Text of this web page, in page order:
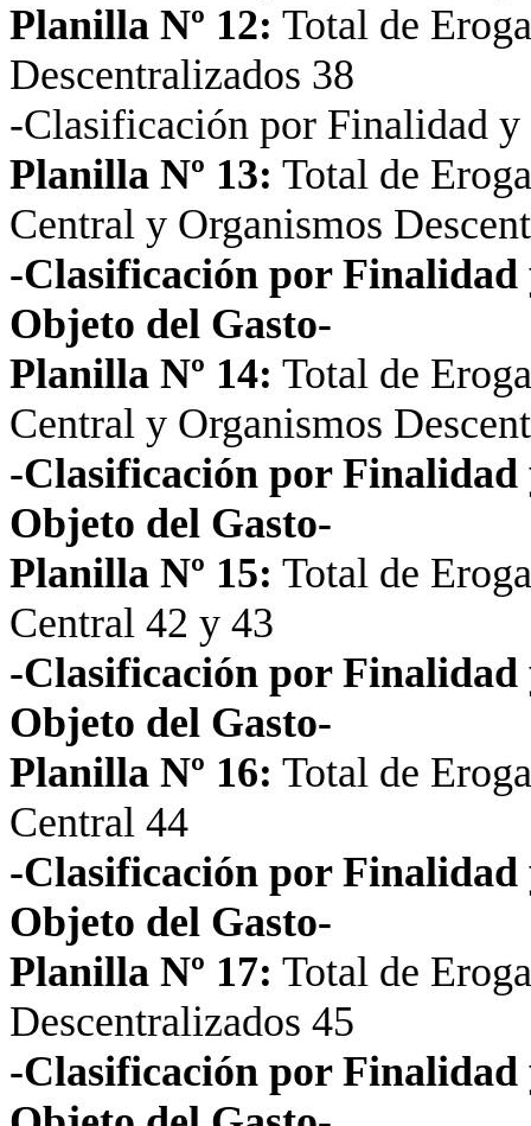
Planilla Nº 12: Total de
Descentralizados 38
-Clasificación por Finalidad
Planilla Nº 13: Total de
Central y Organismos
-Clasificación por
Objeto del Gasto-
Planilla Nº 14: Total de
Central y Organismos
-Clasificación por
Objeto del Gasto-
Planilla Nº 15: Total de
Central 42 y 43
-Clasificación por
Objeto del Gasto-
Planilla Nº 16: Total de
Central 44
-Clasificación por
Objeto del Gasto-
Planilla Nº 17: Total de
Descentralizados 45
-Clasificación por